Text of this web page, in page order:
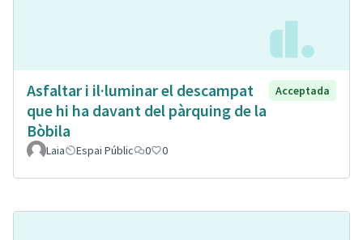
Asfaltar i il·luminar el descampat
que hi ha davant del pàrquing de la
Bòbila
Acceptada
Laia Espai Públic 0 0